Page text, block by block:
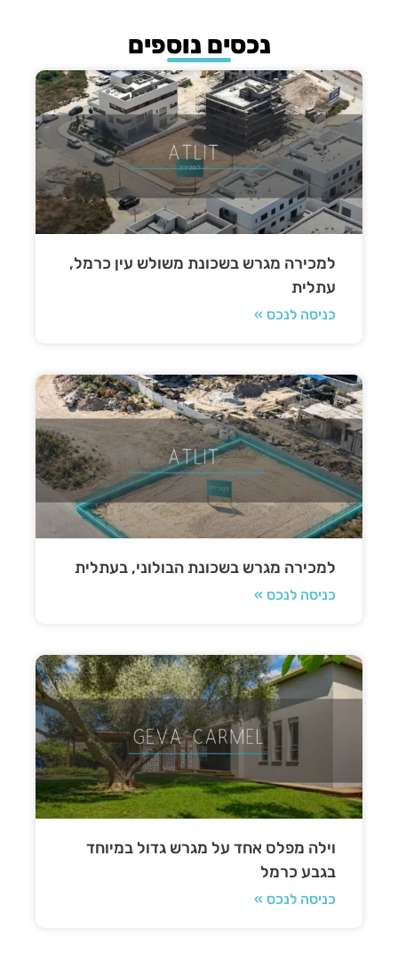
נכסים נוספים
למכירה מגרש בשכונת משולש עין כרמל,
עתלית
כניסה לנכס »
למכירה מגרש בשכונת הבולוני, בעתלית
כניסה לנכס »
וילה מפלס אחד על מגרש גדול במיוחד
בגבע כרמל
כניסה לנכס »